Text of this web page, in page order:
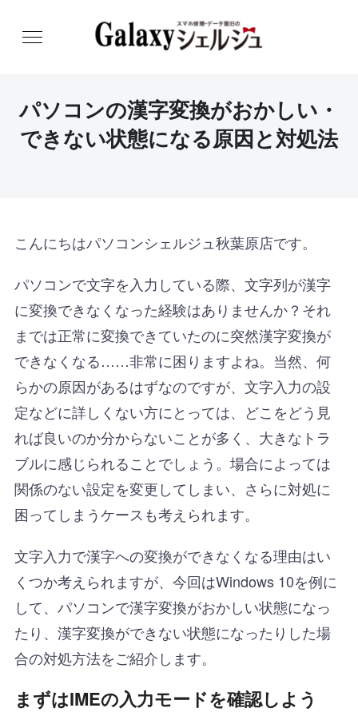
パソコンの漢字変換がおかしい・
できない状態になる原因と対処法
こんにちはパソコンシェルジュ秋葉原店です。
パソコンで文字を入力している際、文字列が漢字
に変換できなくなった経験はありませんか？それ
までは正常に変換できていたのに突然漢字変換が
できなくなる……非常に困りますよね。当然、何
らかの原因があるはずなのですが、文字入力の設
定などに詳しくない方にとっては、どこをどう見
れば良いのか分からないことが多く、大きなトラ
ブルに感じられることでしょう。場合によっては
関係のない設定を変更してしまい、さらに対処に
困ってしまうケースも考えられます。
文字入力で漢字への変換ができなくなる理由はい
くつか考えられますが、今回はWindows 10を例に
して、パソコンで漢字変換がおかしい状態になっ
たり、漢字変換ができない状態になったりした場
合の対処方法をご紹介します。
まずはIMEの入力モードを確認しよう